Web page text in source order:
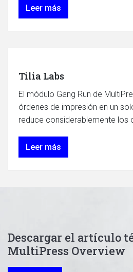
Leer más
Tilia Labs
El módulo Gang Run de
órdenes de impresión en un
reduce considerablemente los
Leer más
Descargar el artículo
MultiPress Overview